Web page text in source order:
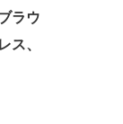
ラウ
ス、